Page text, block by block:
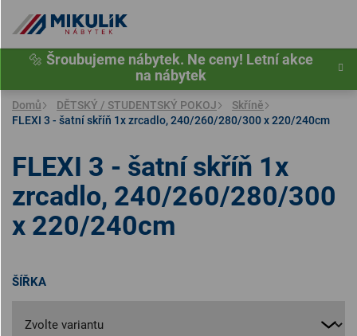
obsah
🔩 Šroubujeme nábytek. Ne ceny! Letní akce
na nábytek
Domů DĚTSKÝ / STUDENTSKÝ POKOJ
Skříně
FLEXI 3 - šatní skříň 1x zrcadlo, 240/260/280/300 x 220/240cm
ŠÍŘKA
FLEXI 3 - šatní skříň 1x
zrcadlo, 240/260/280/300
x 220/240cm